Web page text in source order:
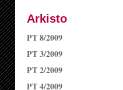
Arkisto
PT 8/2009
PT 3/2009
PT 2/2009
PT 4/2009